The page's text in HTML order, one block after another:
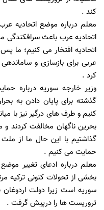
کند .
معلم درباره موضع اتحادیه
اتحادیه عرب باعث
اتحادیه افتخار می کنیم؛ ما
عربی برای بازسازی و
کرد .
وزیر خارجه سوریه درباره
گذشته برای پایان دادن به
کنیم و طرف های درگیر نیز با
بحرین ناگهان مخالفت کردند
گذاشتیم با این حال ما از
حمایت می کنیم .
معلم درباره ادعای تغییر
بخشی از تحولات کنونی ترکیه
سوریه است زیرا دولت
تروریست ها را درپیش گرفت .